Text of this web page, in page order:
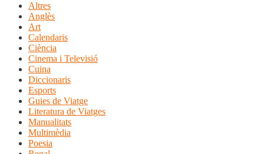
Altres
Anglès
Art
Calendaris
Ciència
Cinema i Televisió
Cuina
Diccionaris
Esports
Guies de Viatge
Literatura de Viatges
Manualitats
Multimèdia
Poesia